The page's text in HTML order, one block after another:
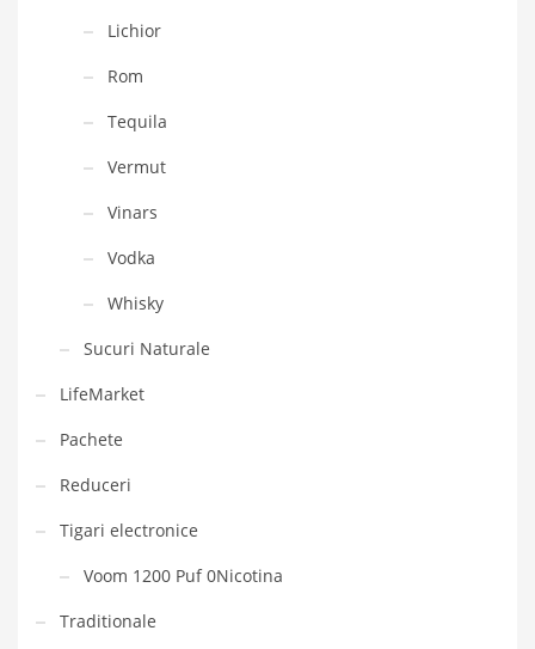
Lichior
Rom
Tequila
Vermut
Vinars
Vodka
Whisky
Sucuri Naturale
LifeMarket
Pachete
Reduceri
Tigari electronice
Voom 1200 Puf 0Nicotina
Traditionale